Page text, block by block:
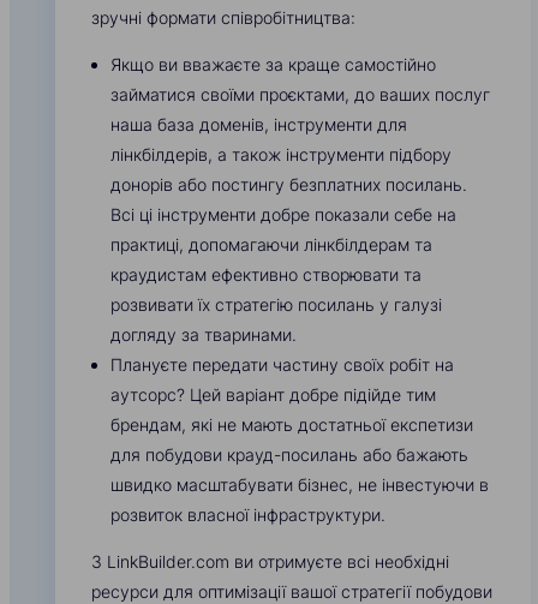
зручні формати співробітництва:
Якщо ви вважаєте за краще самостійно
займатися своїми проєктами, до ваших послуг
наша база доменів, інструменти для
лінкбілдерів, а також інструменти підбору
донорів або постингу безплатних посилань.
Всі ці інструменти добре показали себе на
практиці, допомагаючи лінкбілдерам та
краудистам ефективно створювати та
розвивати їх стратегію посилань у галузі
догляду за тваринами.
Плануєте передати частину своїх робіт на
аутсорс? Цей варіант добре підійде тим
брендам, які не мають достатньої експетизи
для побудови крауд-посилань або бажають
швидко масштабувати бізнес, не інвестуючи в
розвиток власної інфраструктури.
З LinkBuilder.com ви отримуєте всі необхідні
ресурси для оптимізації вашої стратегії побудови